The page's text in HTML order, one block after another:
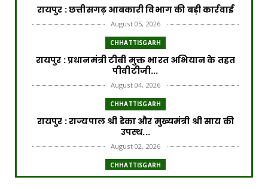
रायपुर : छत्तीसगढ़ आबकारी विभाग की बड़ी कार्रवाई
August 05, 2026
CHHATTISGARH
रायपुर : प्रधानमंत्री टीबी मुक्त भारत अभियान के तहत
पीवीटीजी...
August 04, 2026
CHHATTISGARH
रायपुर : राज्यपाल श्री डेका और मुख्यमंत्री श्री साय की
उपस्थ...
August 02, 2026
CHHATTISGARH